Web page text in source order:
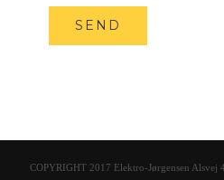
COPYRIGHT 2017 Elektro-Jørgensen Alsvej